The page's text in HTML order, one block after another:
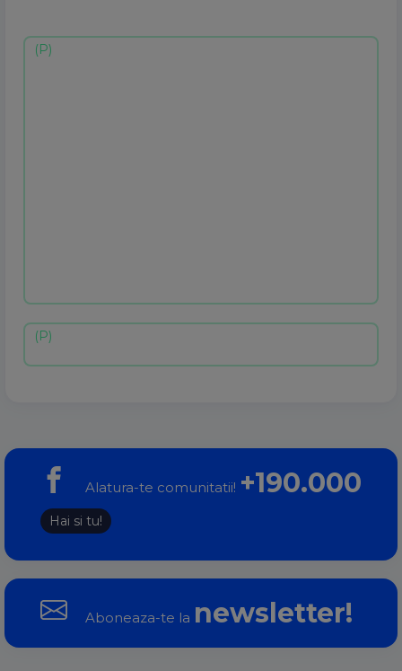
Alatura-te comunitatii! +190.000
Hai si tu!
Aboneaza-te la newsletter!